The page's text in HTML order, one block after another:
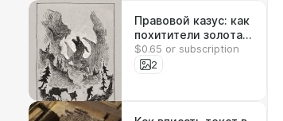
Правовой казус: как
похитители золота
стали грабителями
$0.65 or subscription
2